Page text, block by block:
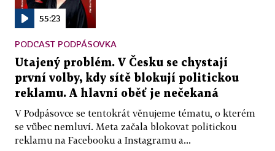
55:23
PODCAST PODPÁSOVKA
Utajený problém. V Česku se chystají
první volby, kdy sítě blokují politickou
reklamu. A hlavní oběť je nečekaná
V Podpásovce se tentokrát věnujeme tématu, o kterém
se vůbec nemluví. Meta začala blokovat politickou
reklamu na Facebooku a Instagramu a...